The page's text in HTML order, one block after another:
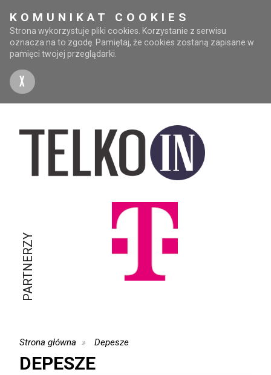
KOMUNIKAT COOKIES
Strona wykorzystuje pliki cookies. Korzystanie z serwisu
oznacza na to zgodę. Pamiętaj, że cookies zostaną zapisane w
pamięci twojej przeglądarki.
X
PARTNERZY
Strona główna Depesze
DEPESZE